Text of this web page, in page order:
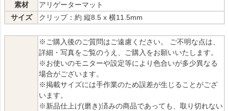
素材
アリゲーターマット
サイズ
クリップ：約 縦8.5 x 横11.5mm
※ご購入後のご質問はご遠慮ください。 ご不明な点は、
詳細・写真をご覧のうえ、ご購入をお願いいたします。
※お使いのモニターや設定等により色合いが多少異なる
場合がございます。
※掲載サイズには手作業のため誤差が生じることがござ
います。
※新品仕上げ(磨き)済みの商品であっても、取り切れない